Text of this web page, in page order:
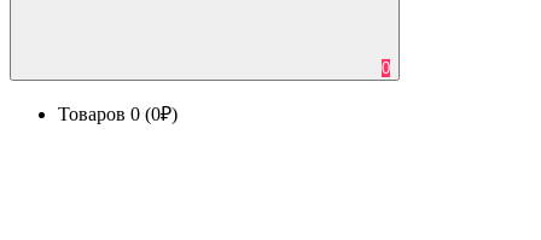
0
Товаров 0 (0₽)